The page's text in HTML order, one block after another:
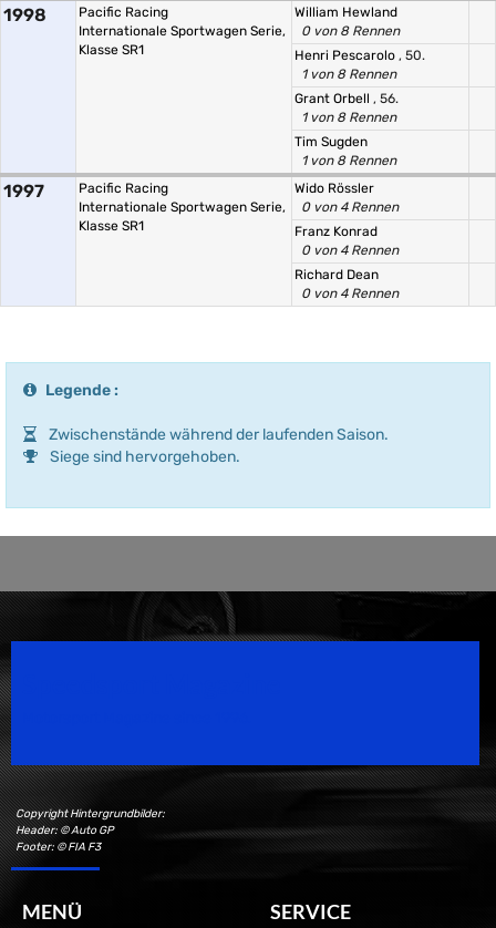
1998
Pacific Racing
Internationale Sportwagen Serie,
Klasse SR1
William Hewland
0 von 8 Rennen
Henri Pescarolo , 50.
1 von 8 Rennen
Grant Orbell , 56.
1 von 8 Rennen
Tim Sugden
1 von 8 Rennen
1997
Pacific Racing
Internationale Sportwagen Serie,
Klasse SR1
Wido Rössler
0 von 4 Rennen
Franz Konrad
0 von 4 Rennen
Richard Dean
0 von 4 Rennen
Legende :
Zwischenstände während der laufenden Saison.
Siege sind hervorgehoben.
Copyright Hintergrundbilder:
Header: © Auto GP
Footer: © FIA F3
MENÜ SERVICE